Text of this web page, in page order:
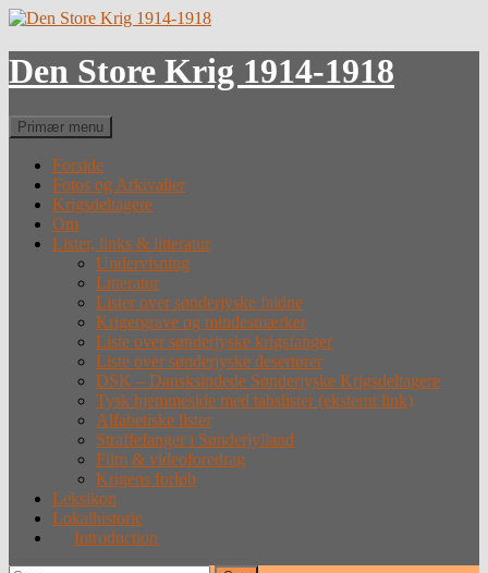
Hop
indhold
Den Store Krig 1914-1918
Søg
Primær menu
Forside
Fotos og Arkivalier
Krigsdeltagere
Om
Lister, links & litteratur
Undervisning
Litteratur
Lister over sønderjyske faldne
Krigergrave og mindesmærker
Liste over sønderjyske krigsfanger
Liste over sønderjyske desertører
DSK – Dansksindede Sønderjyske Krigsdeltagere
Tysk hjemmeside med tabslister (eksternt link)
Alfabetiske lister
Straffefanger i Sønderjylland
Film & videoforedrag
Krigens forløb
Leksikon
Lokalhistorie
Introduction